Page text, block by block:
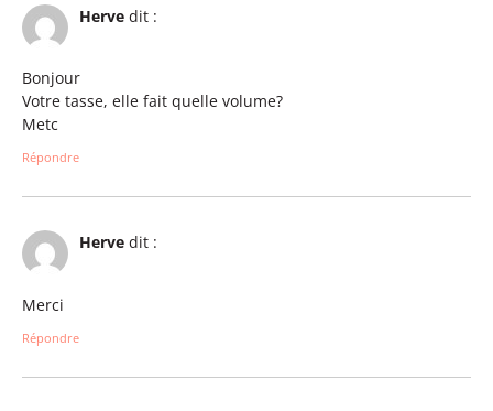
Herve dit :
Bonjour
Votre tasse, elle fait quelle volume?
Metc
Répondre
Herve dit :
Merci
Répondre